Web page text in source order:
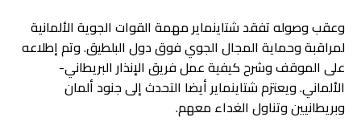
وعقب وصوله تفقد شتاينماير مهمة القوات الجوية الألمانية
لمراقبة وحماية المجال الجوي فوق دول البلطيق. وتم إطلاعه
على الموقف وشرح كيفية عمل فريق الإنذار البريطاني-
الألماني. ويعتزم شتاينماير أيضا التحدث إلى جنود ألمان
وبريطانيين وتناول الغداء معهم.